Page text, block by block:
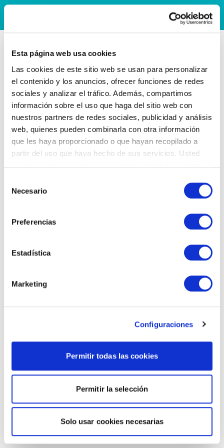
Esta página web usa cookies
Las cookies de este sitio web se usan para personalizar
el contenido y los anuncios, ofrecer funciones de redes
sociales y analizar el tráfico. Además, compartimos
información sobre el uso que haga del sitio web con
nuestros partners de redes sociales, publicidad y análisis
web, quienes pueden combinarla con otra información
que les haya proporcionado o que hayan recopilado a
partir del uso que haya hecho de sus servicios. Usted
Necesario
Preferencias
Estadística
Marketing
Configuraciones
Permitir todas las cookies
Permitir la selección
Solo usar cookies necesarias